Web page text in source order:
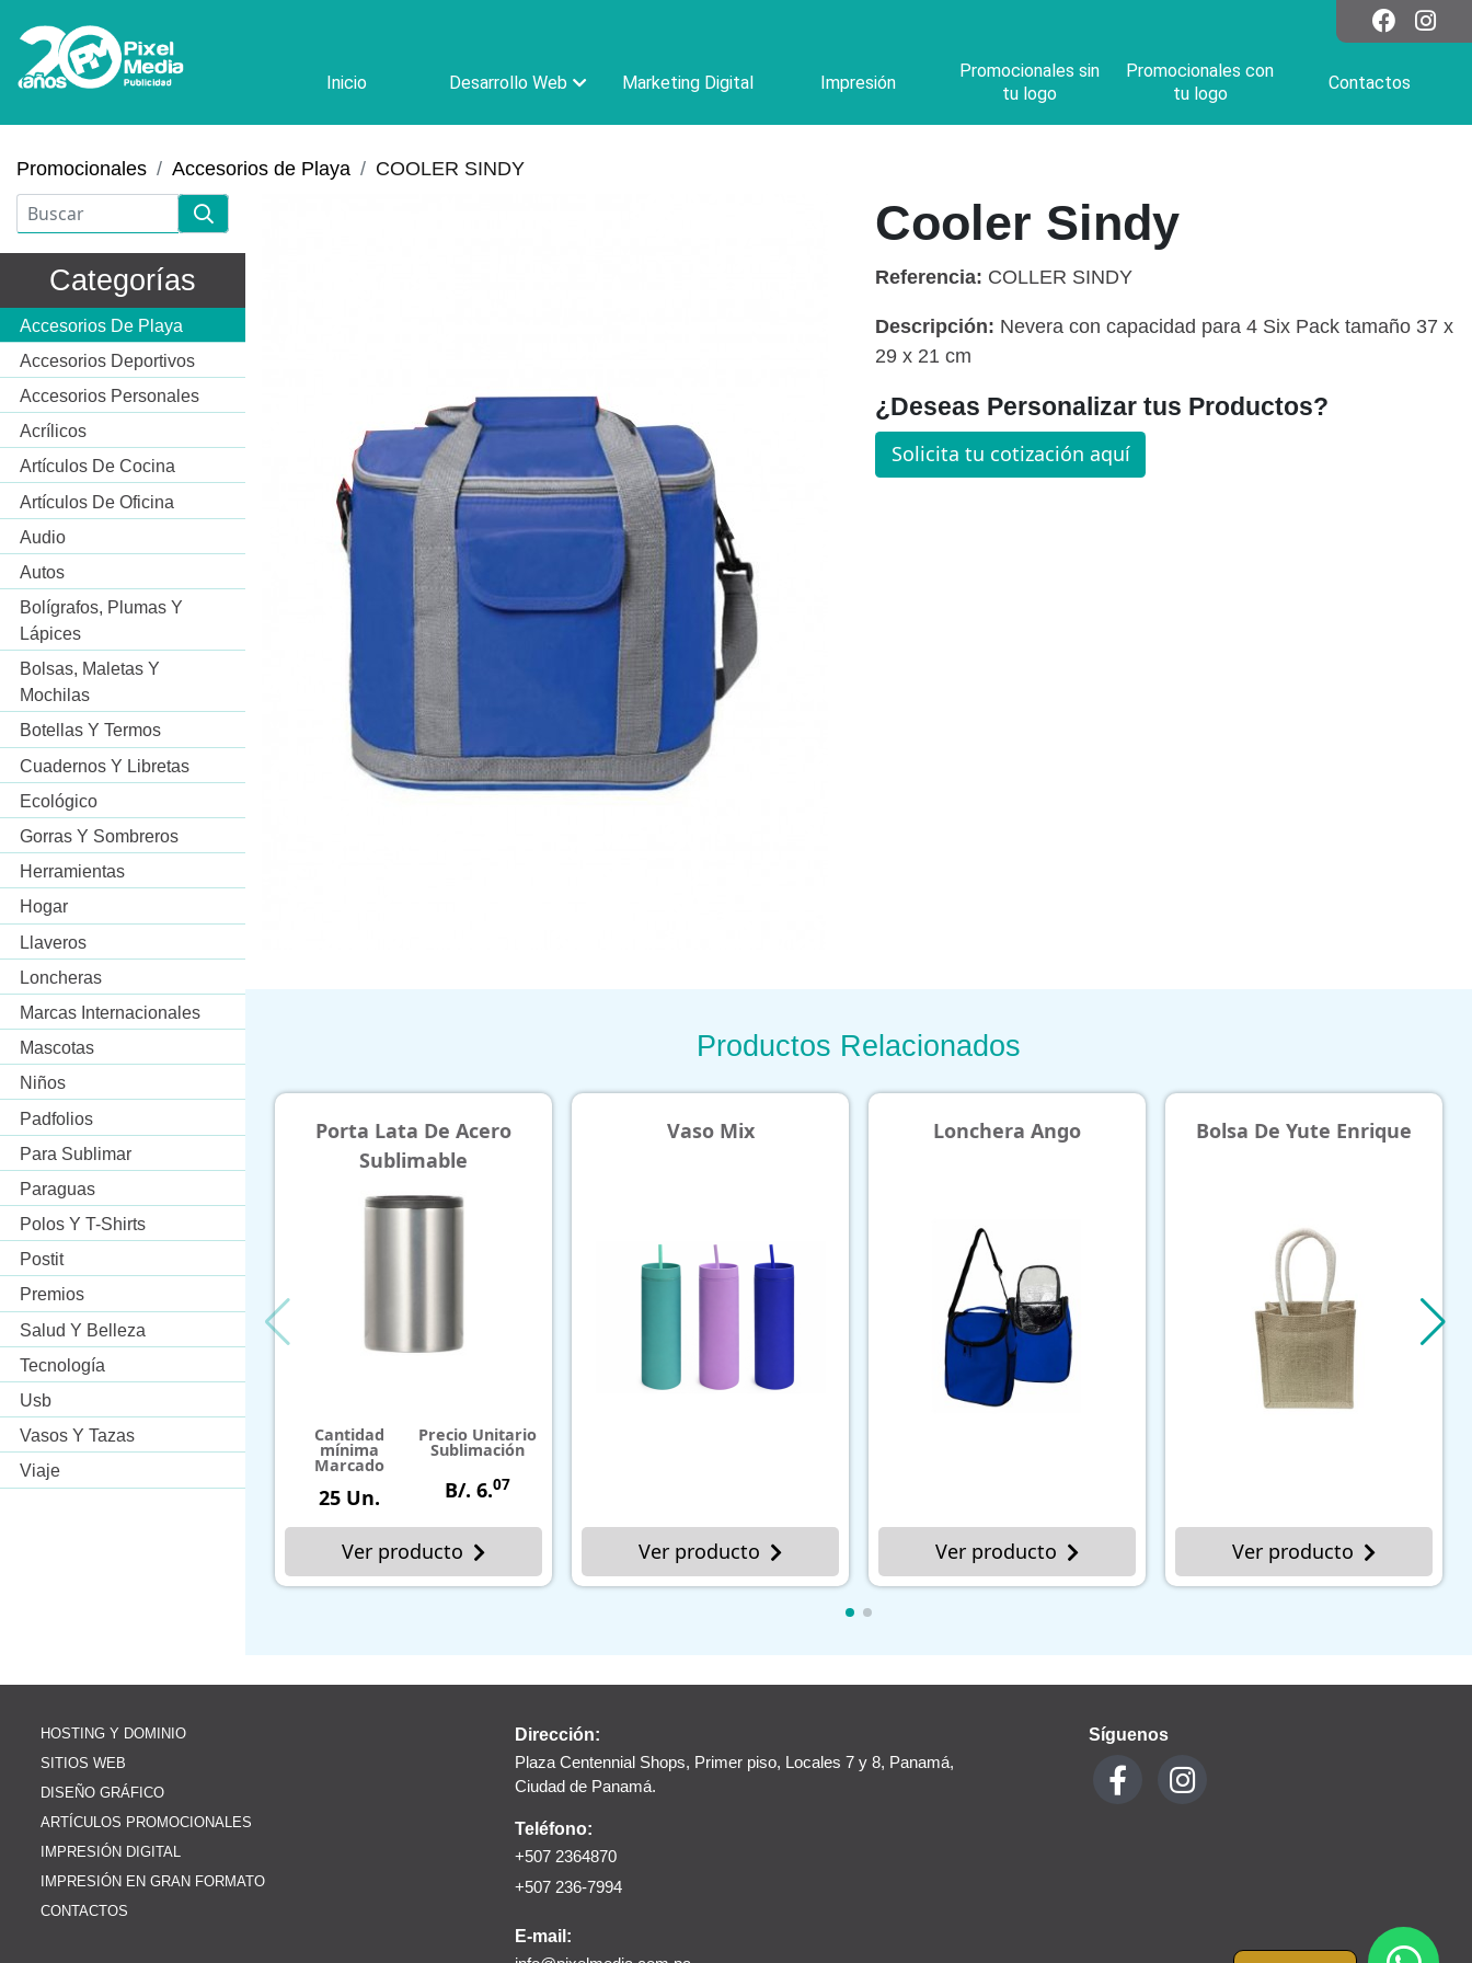
Inicio Desarrollo Web Marketing Digital Impresión
Promocionales sin
tu logo
Promocionales con
tu logo
Contactos
Promocionales Accesorios de Playa COOLER SINDY
Categorías
Accesorios De Playa
Accesorios Deportivos
Accesorios Personales
Acrílicos
Artículos De Cocina
Artículos De Oficina
Audio
Autos
Bolígrafos, Plumas Y
Lápices
Bolsas, Maletas Y
Mochilas
Botellas Y Termos
Cuadernos Y Libretas
Ecológico
Gorras Y Sombreros
Herramientas
Hogar
Llaveros
Loncheras
Marcas Internacionales
Mascotas
Niños
Padfolios
Para Sublimar
Paraguas
Polos Y T-Shirts
Postit
Premios
Salud Y Belleza
Tecnología
Usb
Vasos Y Tazas
Viaje
Cooler Sindy
Referencia: COLLER SINDY
Descripción: Nevera con capacidad para 4 Six Pack tamaño 37 x
29 x 21 cm
¿Deseas Personalizar tus Productos?
Solicita tu cotización aquí
Productos Relacionados
Porta Lata De Acero
Sublimable
Cantidad
mínima
Marcado
25 Un.
Precio Unitario
Sublimación
B/. 6.07
Ver producto
Vaso Mix
Ver producto
Lonchera Ango
Ver producto
Bolsa De Yute Enrique
Ver producto
HOSTING Y DOMINIO
SITIOS WEB
DISEÑO GRÁFICO
ARTÍCULOS PROMOCIONALES
IMPRESIÓN DIGITAL
IMPRESIÓN EN GRAN FORMATO
CONTACTOS
Dirección:
Plaza Centennial Shops, Primer piso, Locales 7 y 8, Panamá,
Ciudad de Panamá.
Teléfono:
+507 2364870
+507 236-7994
E-mail:
Síguenos